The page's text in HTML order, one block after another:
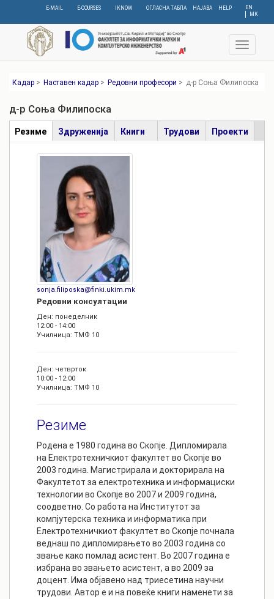
content
EN
МК
E-MAIL E-COURSES IKNOW ОГЛАСНА ТАБЛА НАЈАВА HELP
Toggle
Кадар > Наставен кадар > Редовни професори > д-р Соња Филипоска
д-р Соња Филипоска
Табови
Резиме (active
tab)
Здруженија Книги Трудови Проекти
sonja.filiposka@finki.ukim.mk
Редовни консултации
Ден: понеделник
12:00 - 14:00
Училница: ТМФ 10
Ден: четврток
10:00 - 12:00
Училница: ТМФ 10
Резиме
Родена е 1980 година во Скопје. Дипломирала
на Електротехничкиот факултет во Скопје во
2003 година. Магистрирала и докторирала на
Факултетот за електротехника и информациски
технологии во Скопје во 2007 и 2009 година,
соодветно. Со работа на Институтот за
компјутерска техника и информатика при
Електротехничкиот факултет во Скопје почнала
веднаш по дипломирањето во 2003 година со
звање како помлад асистент. Во 2007 година е
избрана во звањето асистент, а во 2009 за
доцент. Има објавено над триесетина научни
трудови. Автор е и на повеќе книги наменети за